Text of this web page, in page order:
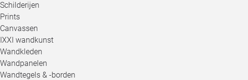
Schilderijen
Prints
Canvassen
IXXI wandkunst
Wandkleden
Wandpanelen
Wandtegels & -borden